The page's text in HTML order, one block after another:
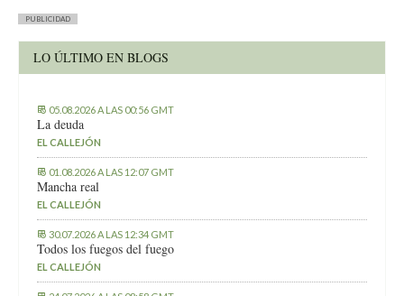
PUBLICIDAD
LO ÚLTIMO EN BLOGS
05.08.2026 A LAS 00:56 GMT
La deuda
EL CALLEJÓN
01.08.2026 A LAS 12:07 GMT
Mancha real
EL CALLEJÓN
30.07.2026 A LAS 12:34 GMT
Todos los fuegos del fuego
EL CALLEJÓN